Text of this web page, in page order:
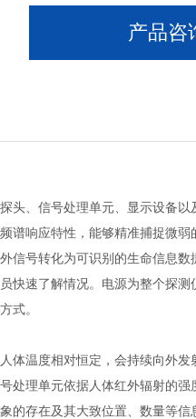
产品咨
头、信号处理单元、显示设备
谱响应特性，能够精准捕捉微
信号转化为可识别的生命信息
快速了解情况。电源为整个探
式。
温度相对恒定，会持续向外发
处理单元依据人体红外辐射的
的存在及其大致位置、数量等